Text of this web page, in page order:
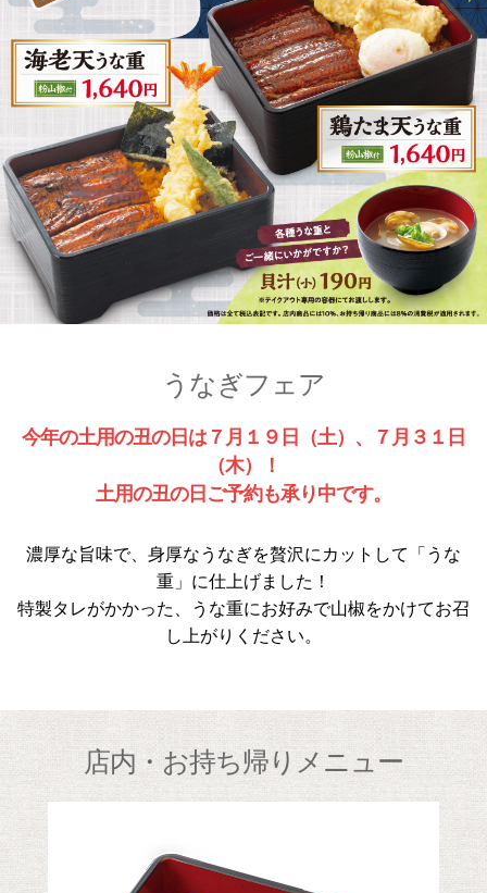
うなぎフェア
今年の土用の丑の日は７月１９日（土）、７月３１日
（木）！
土用の丑の日ご予約も承り中です。
濃厚な旨味で、身厚なうなぎを贅沢にカットして「うな
重」に仕上げました！
特製タレがかかった、うな重にお好みで山椒をかけてお召
し上がりください。
店内・お持ち帰りメニュー